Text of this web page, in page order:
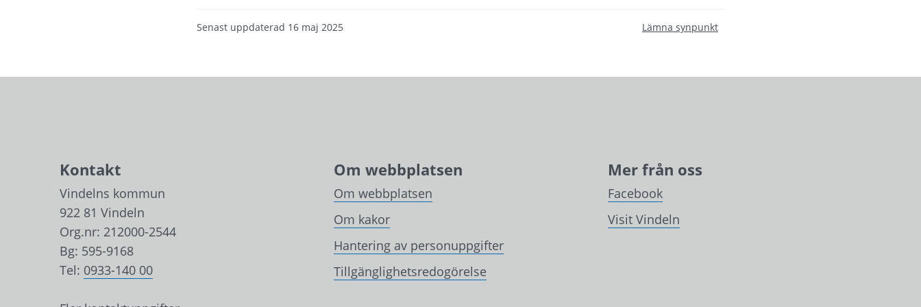
Senast uppdaterad 16 maj 2025 Lämna synpunkt
Kontakt
Vindelns kommun
922 81 Vindeln
Org.nr: 212000-2544
Bg: 595-9168
Tel: 0933-140 00
Om webbplatsen
Om webbplatsen
Om kakor
Hantering av personuppgifter
Tillgänglighetsredogörelse
Mer från oss
Facebook
Visit Vindeln